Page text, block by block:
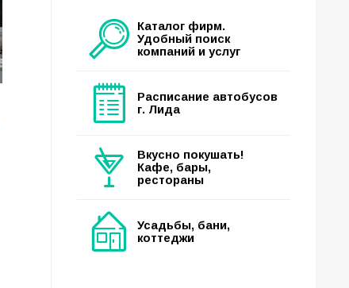
Каталог фирм.
Удобный поиск
компаний и услуг
Расписание автобусов
г. Лида
Вкусно покушать!
Кафе, бары,
рестораны
Усадьбы, бани,
коттеджи